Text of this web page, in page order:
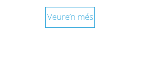
Veure’n més